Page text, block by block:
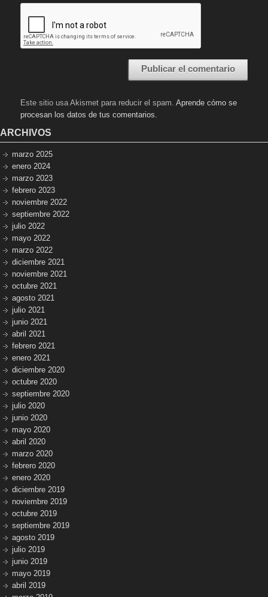
Este sitio usa Akismet para reducir el spam. Aprende cómo se
procesan los datos de tus comentarios.
ARCHIVOS
marzo 2025
enero 2024
marzo 2023
febrero 2023
noviembre 2022
septiembre 2022
julio 2022
mayo 2022
marzo 2022
diciembre 2021
noviembre 2021
octubre 2021
agosto 2021
julio 2021
junio 2021
abril 2021
febrero 2021
enero 2021
diciembre 2020
octubre 2020
septiembre 2020
julio 2020
junio 2020
mayo 2020
abril 2020
marzo 2020
febrero 2020
enero 2020
diciembre 2019
noviembre 2019
octubre 2019
septiembre 2019
agosto 2019
julio 2019
junio 2019
mayo 2019
abril 2019